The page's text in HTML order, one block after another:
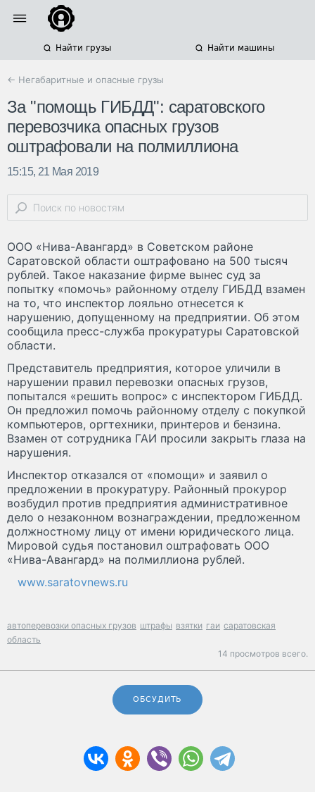
Найти грузы Найти машины
← Негабаритные и опасные грузы
За "помощь ГИБДД": саратовского
перевозчика опасных грузов
оштрафовали на полмиллиона
15:15, 21 Мая 2019
ООО «Нива-Авангард» в Советском районе
Саратовской области оштрафовано на 500 тысяч
рублей. Такое наказание фирме вынес суд за
попытку «помочь» районному отделу ГИБДД взамен
на то, что инспектор лояльно отнесется к
нарушению, допущенному на предприятии. Об этом
сообщила пресс-служба прокуратуры Саратовской
области.
Представитель предприятия, которое уличили в
нарушении правил перевозки опасных грузов,
попытался «решить вопрос» с инспектором ГИБДД.
Он предложил помочь районному отделу с покупкой
компьютеров, оргтехники, принтеров и бензина.
Взамен от сотрудника ГАИ просили закрыть глаза на
нарушения.
Инспектор отказался от «помощи» и заявил о
предложении в прокуратуру. Районный прокурор
возбудил против предприятия административное
дело о незаконном вознаграждении, предложенном
должностному лицу от имени юридического лица.
Мировой судья постановил оштрафовать ООО
«Нива-Авангард» на полмиллиона рублей.
www.saratovnews.ru
автоперевозки опасных грузов штрафы взятки гаи саратовская
область
14 просмотров всего.
ОБСУДИТЬ